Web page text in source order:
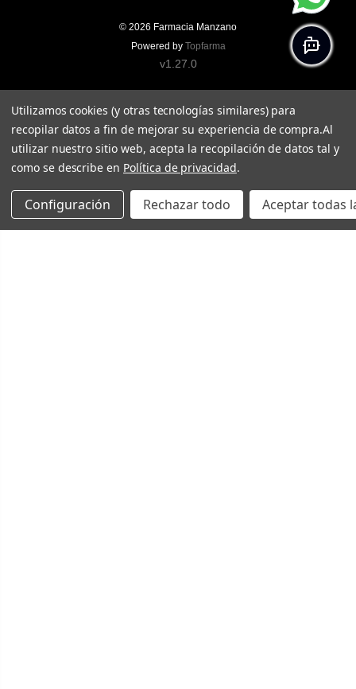
© 2026 Farmacia Manzano
Powered by Topfarma
v1.27.0
Utilizamos cookies (y otras tecnologías similares) para
recopilar datos a fin de mejorar su experiencia de compra.Al
utilizar nuestro sitio web, acepta la recopilación de datos tal y
como se describe en Política de privacidad.
Configuración Rechazar todo Aceptar todas